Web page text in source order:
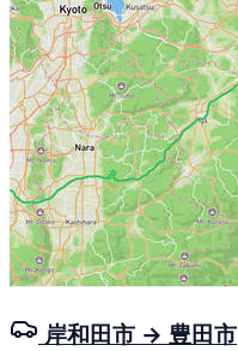
岸和田市 → 豊田市